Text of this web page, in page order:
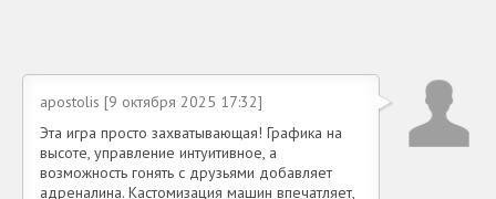
apostolis [9 октября 2025 17:32]
Эта игра просто захватывающая! Графика на
высоте, управление интуитивное, а
возможность гонять с друзьями добавляет
адреналина. Кастомизация машин впечатляет,